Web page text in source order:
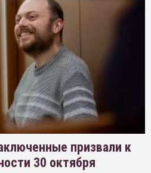
призвали к
30 октября